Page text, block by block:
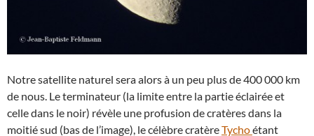
Notre satellite naturel sera alors à un peu plus de 400 000 km
de nous. Le terminateur (la limite entre la partie éclairée et
celle dans le noir) révèle une profusion de cratères dans la
moitié sud (bas de l’image), le célèbre cratèreTychoétant